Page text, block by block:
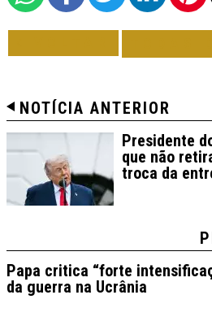
NOTÍCIA ANTERIOR
Presidente
que não
troca da
Papa critica “forte
da guerra na Ucrânia